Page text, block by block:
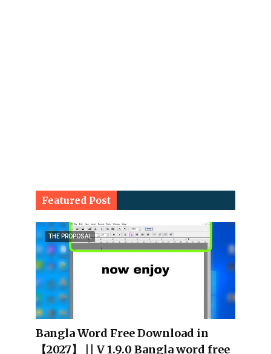
Featured Post
THE PROPOSAL
Bangla Word Free Download in
【2027】 || V 1.9.0 Bangla word free